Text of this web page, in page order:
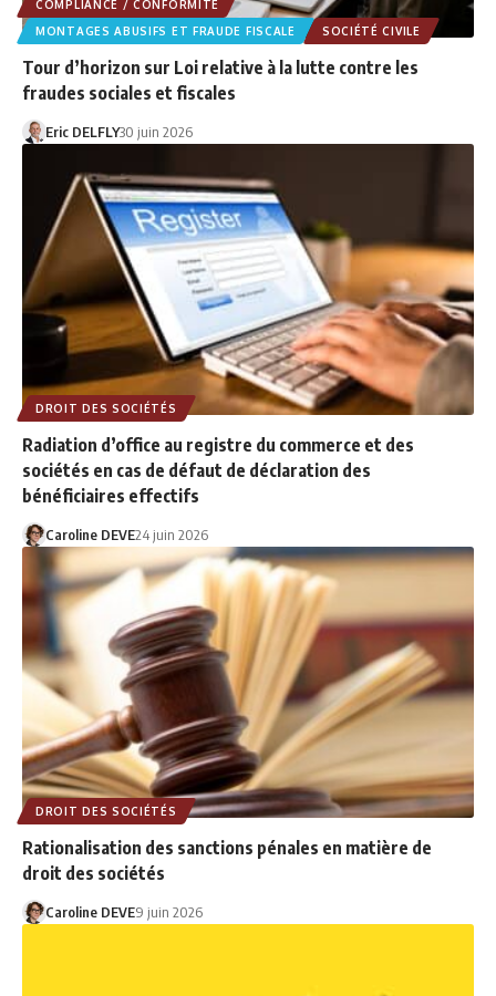
COMPLIANCE / CONFORMITÉ
MONTAGES ABUSIFS ET FRAUDE FISCALE
SOCIÉTÉ CIVILE
Tour d’horizon sur Loi relative à la lutte contre les
fraudes sociales et fiscales
Eric DELFLY30 juin 2026
DROIT DES SOCIÉTÉS
Radiation d’office au registre du commerce et des
sociétés en cas de défaut de déclaration des
bénéficiaires effectifs
Caroline DEVE24 juin 2026
DROIT DES SOCIÉTÉS
Rationalisation des sanctions pénales en matière de
droit des sociétés
Caroline DEVE9 juin 2026